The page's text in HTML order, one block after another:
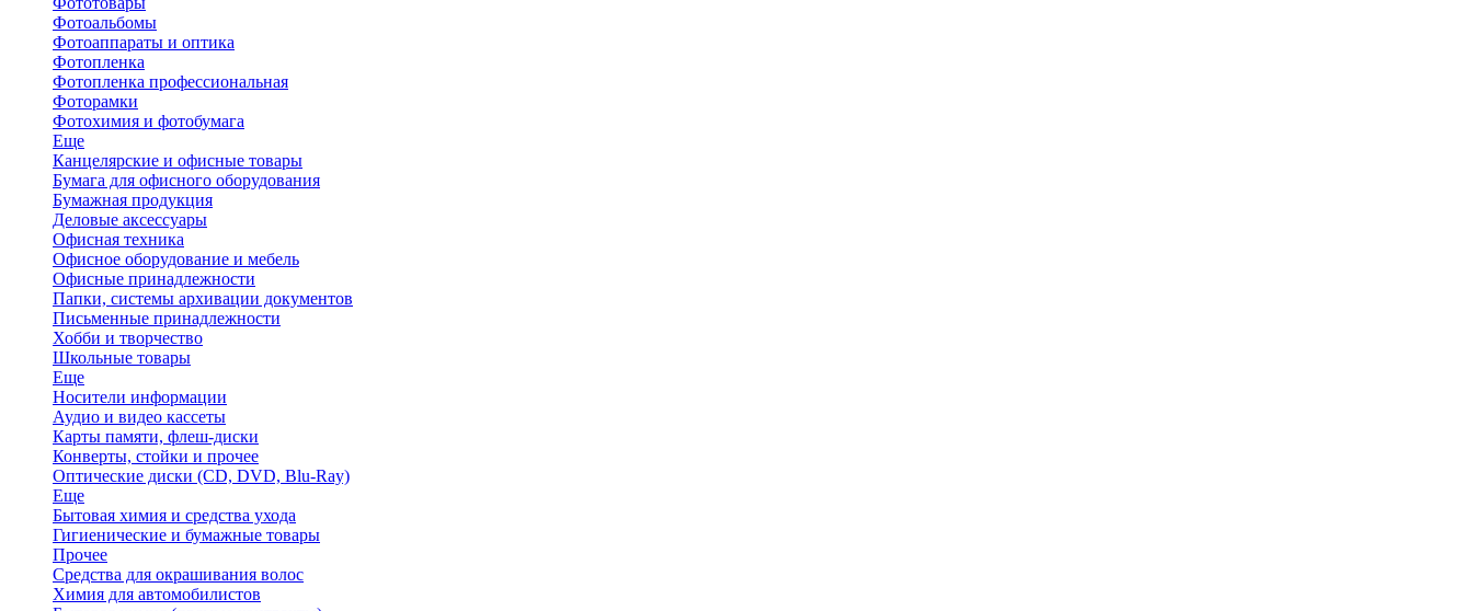
Фотоальбомы
Фотоаппараты и оптика
Фотопленка
Фотопленка профессиональная
Фоторамки
Фотохимия и фотобумага
Еще
Канцелярские и офисные товары
Бумага для офисного оборудования
Бумажная продукция
Деловые аксессуары
Офисная техника
Офисное оборудование и мебель
Офисные принадлежности
Папки, системы архивации документов
Письменные принадлежности
Хобби и творчество
Школьные товары
Еще
Носители информации
Аудио и видео кассеты
Карты памяти, флеш-диски
Конверты, стойки и прочее
Оптические диски (CD, DVD, Blu-Ray)
Еще
Бытовая химия и средства ухода
Гигиенические и бумажные товары
Прочее
Средства для окрашивания волос
Химия для автомобилистов